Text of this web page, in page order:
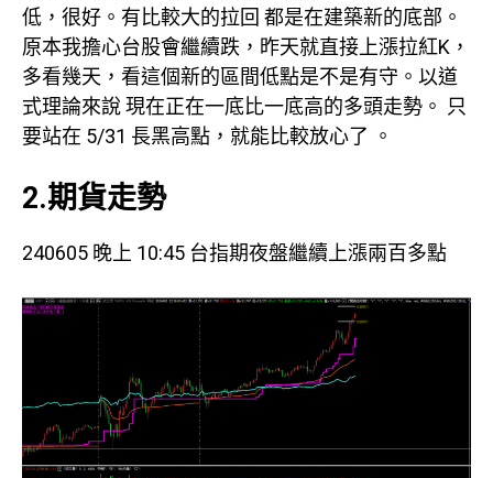
低，很好。有比較大的拉回 都是在建築新的底部。
原本我擔心台股會繼續跌，昨天就直接上漲拉紅K，
多看幾天，看這個新的區間低點是不是有守。以道
式理論來說 現在正在一底比一底高的多頭走勢。 只
要站在 5/31 長黑高點，就能比較放心了 。
2.期貨走勢
240605 晚上 10:45 台指期夜盤繼續上漲兩百多點